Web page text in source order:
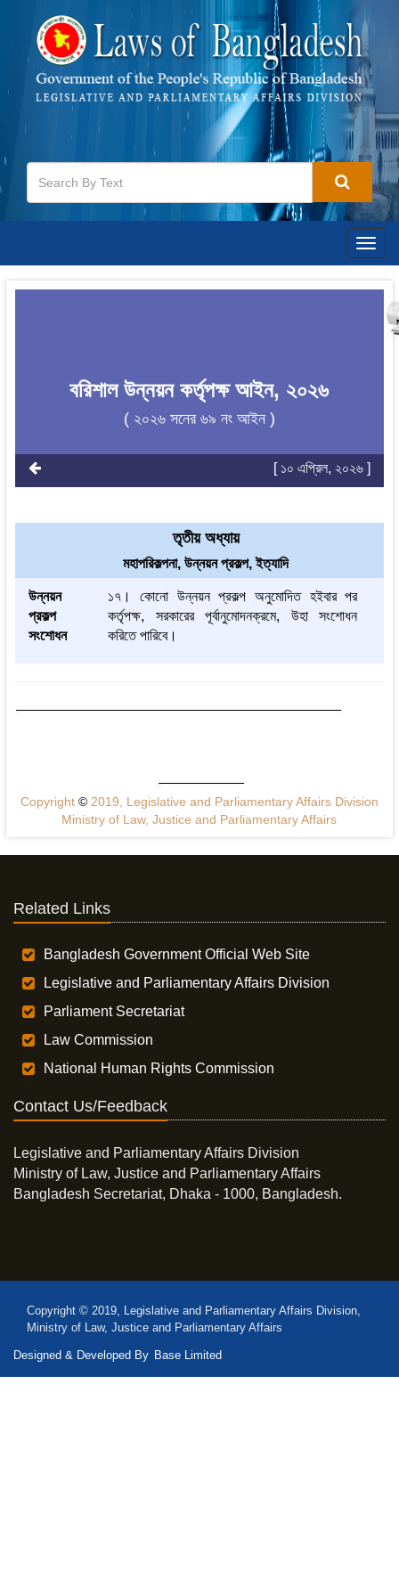
বরিশাল উন্নয়ন কর্তৃপক্ষ আইন, ২০২৬
( ২০২৬ সনের ৬৯ নং আইন )
[ ১০ এপ্রিল, ২০২৬ ]
তৃতীয় অধ্যায়
মহাপরিকল্পনা, উন্নয়ন প্রকল্প, ইত্যাদি
উন্নয়ন
প্রকল্প
সংশোধন
১৭। কোনো উন্নয়ন প্রকল্প অনুমোদিত হইবার পর
কর্তৃপক্ষ, সরকারের পূর্বানুমোদনক্রমে, উহা সংশোধন
করিতে পারিবে।
Copyright ©2019, Legislative and Parliamentary Affairs Division
Ministry of Law, Justice and Parliamentary Affairs
Related Links
Bangladesh Government Official Web Site
Legislative and Parliamentary Affairs Division
Parliament Secretariat
Law Commission
National Human Rights Commission
Contact Us/Feedback
Legislative and Parliamentary Affairs Division
Ministry of Law, Justice and Parliamentary Affairs
Bangladesh Secretariat, Dhaka - 1000, Bangladesh.
Copyright © 2019, Legislative and Parliamentary Affairs Division,
Ministry of Law, Justice and Parliamentary Affairs
Designed & Developed By Base Limited